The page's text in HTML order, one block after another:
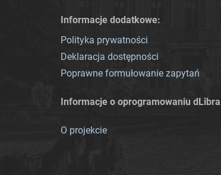
Informacje dodatkowe:
Polityka prywatności
Deklaracja dostępności
Poprawne formułowanie zapytań
Informacje o oprogramowaniu dLibra
O projekcie